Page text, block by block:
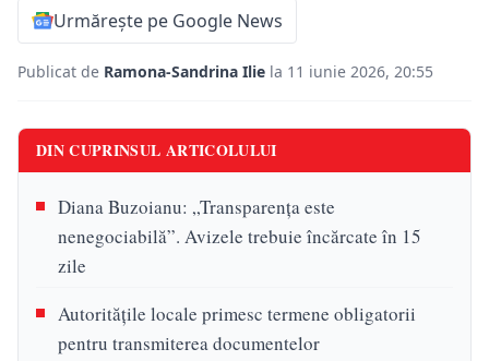
Urmărește pe Google News
Publicat de Ramona-Sandrina Ilie la 11 iunie 2026, 20:55
DIN CUPRINSUL ARTICOLULUI
Diana Buzoianu: „Transparenţa este
nenegociabilă”. Avizele trebuie încărcate în 15
zile
Autoritățile locale primesc termene obligatorii
pentru transmiterea documentelor